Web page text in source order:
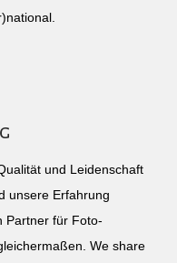
und Leidenschaft
unsere Erfahrung
Partner für Foto-
We share